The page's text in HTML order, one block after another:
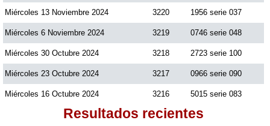
Saman de la suerte
Sinuano Día
Sinuano Noche
Miércoles 13 Noviembre 2024 3220 1956 serie 037
Miércoles 6 Noviembre 2024 3219 0746 serie 048
Miércoles 30 Octubre 2024 3218 2723 serie 100
Miércoles 23 Octubre 2024 3217 0966 serie 090
Miércoles 16 Octubre 2024 3216 5015 serie 083
Resultados recientes